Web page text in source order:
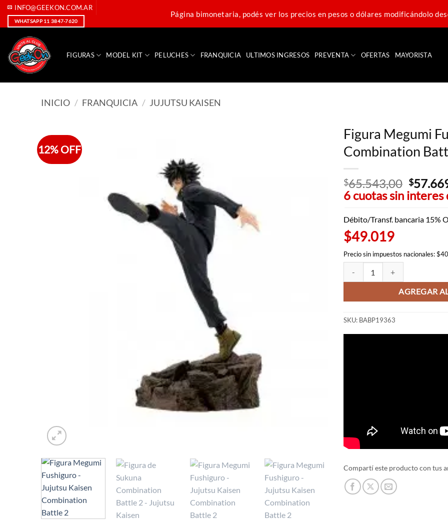
SaltarINFO@GEEKON.COM.AR
WHATSAPP 11 3847-7620
Página bimonetaria, podés ver los precios en pesos o dólares modificándolo
FIGURAS MODEL KIT PELUCHES FRANQUICIA ULTIMOS INGRESOS PREVENTA OFERTAS MAYORISTA
INICIO / FRANQUICIA / JUJUTSU KAISEN
12% OFF
Figura Megumi
Combination
$65.543,00 El
precio
era:
$
6 cuotas sin interes
Débito/Transf. bancaria 15%
$49.019
Precio sin impuestos nacionales:
AGREGAR
SKU: BABP19363
Compartí este producto con tus